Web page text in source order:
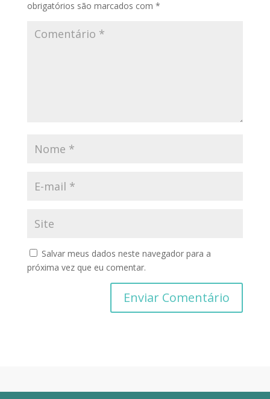
obrigatórios são marcados com *
Salvar meus dados neste navegador para a
próxima vez que eu comentar.